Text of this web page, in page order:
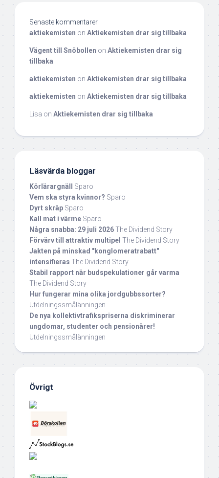
Senaste kommentarer
aktiekemisten on Aktiekemisten drar sig tillbaka
Vägent till Snöbollen on Aktiekemisten drar sig
tillbaka
aktiekemisten on Aktiekemisten drar sig tillbaka
aktiekemisten on Aktiekemisten drar sig tillbaka
Lisa on Aktiekemisten drar sig tillbaka
Läsvärda bloggar
Körlärargnäll
Sparo
Vem ska styra kvinnor? Sparo
Dyrt skräp Sparo
Kall mat i värme Sparo
Några snabba: 29 juli 2026The Dividend Story
Förvärv till attraktiv multipel The Dividend Story
Jakten på minskad "konglomeratrabatt"
intensifieras The Dividend Story
Stabil rapport när budspekulationer går varma
The Dividend Story
Hur fungerar mina olika jordgubbssorter?
Utdelningssmålänningen
De nya kollektivtrafikspriserna diskriminerar
ungdomar, studenter och pensionärer!
Utdelningssmålänningen
Övrigt